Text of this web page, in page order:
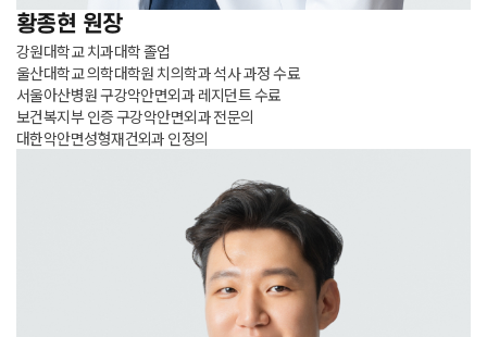
황종현 원장
강원대학교 치과대학 졸업
울산대학교 의학대학원 치의학과 석사 과정 수료
서울아산병원 구강악안면외과 레지던트 수료
보건복지부 인증 구강악안면외과 전문의
대한악안면성형재건외과 인정의